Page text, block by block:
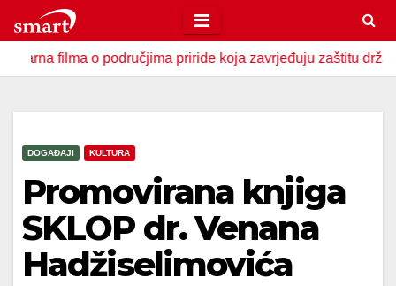
to
contento područjima priride koja zavrjeđuju zaštitu države
DOGAĐAJI KULTURA
Promovirana knjiga
SKLOP dr. Venana
Hadžiselimovića